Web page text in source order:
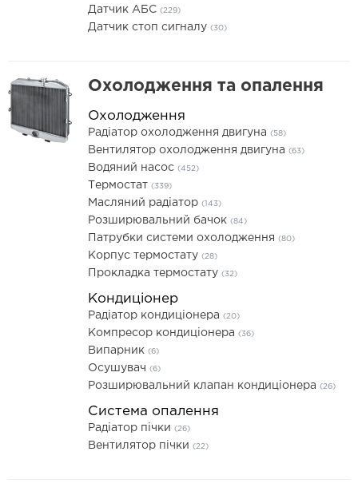
Датчик АБС (229)
Датчик стоп сигналу (30)
Охолодження та опалення
Охолодження
Радіатор охолодження двигуна (58)
Вентилятор охолодження двигуна (63)
Водяний насос (452)
Термостат (339)
Масляний радіатор (143)
Розширювальний бачок (84)
Патрубки системи охолодження (80)
Корпус термостату (28)
Прокладка термостату (32)
Кондиціонер
Радіатор кондиціонера (20)
Компресор кондиціонера (36)
Випарник (6)
Осушувач (6)
Розширювальний клапан кондиціонера (26)
Система опалення
Радіатор пічки (26)
Вентилятор пічки (22)